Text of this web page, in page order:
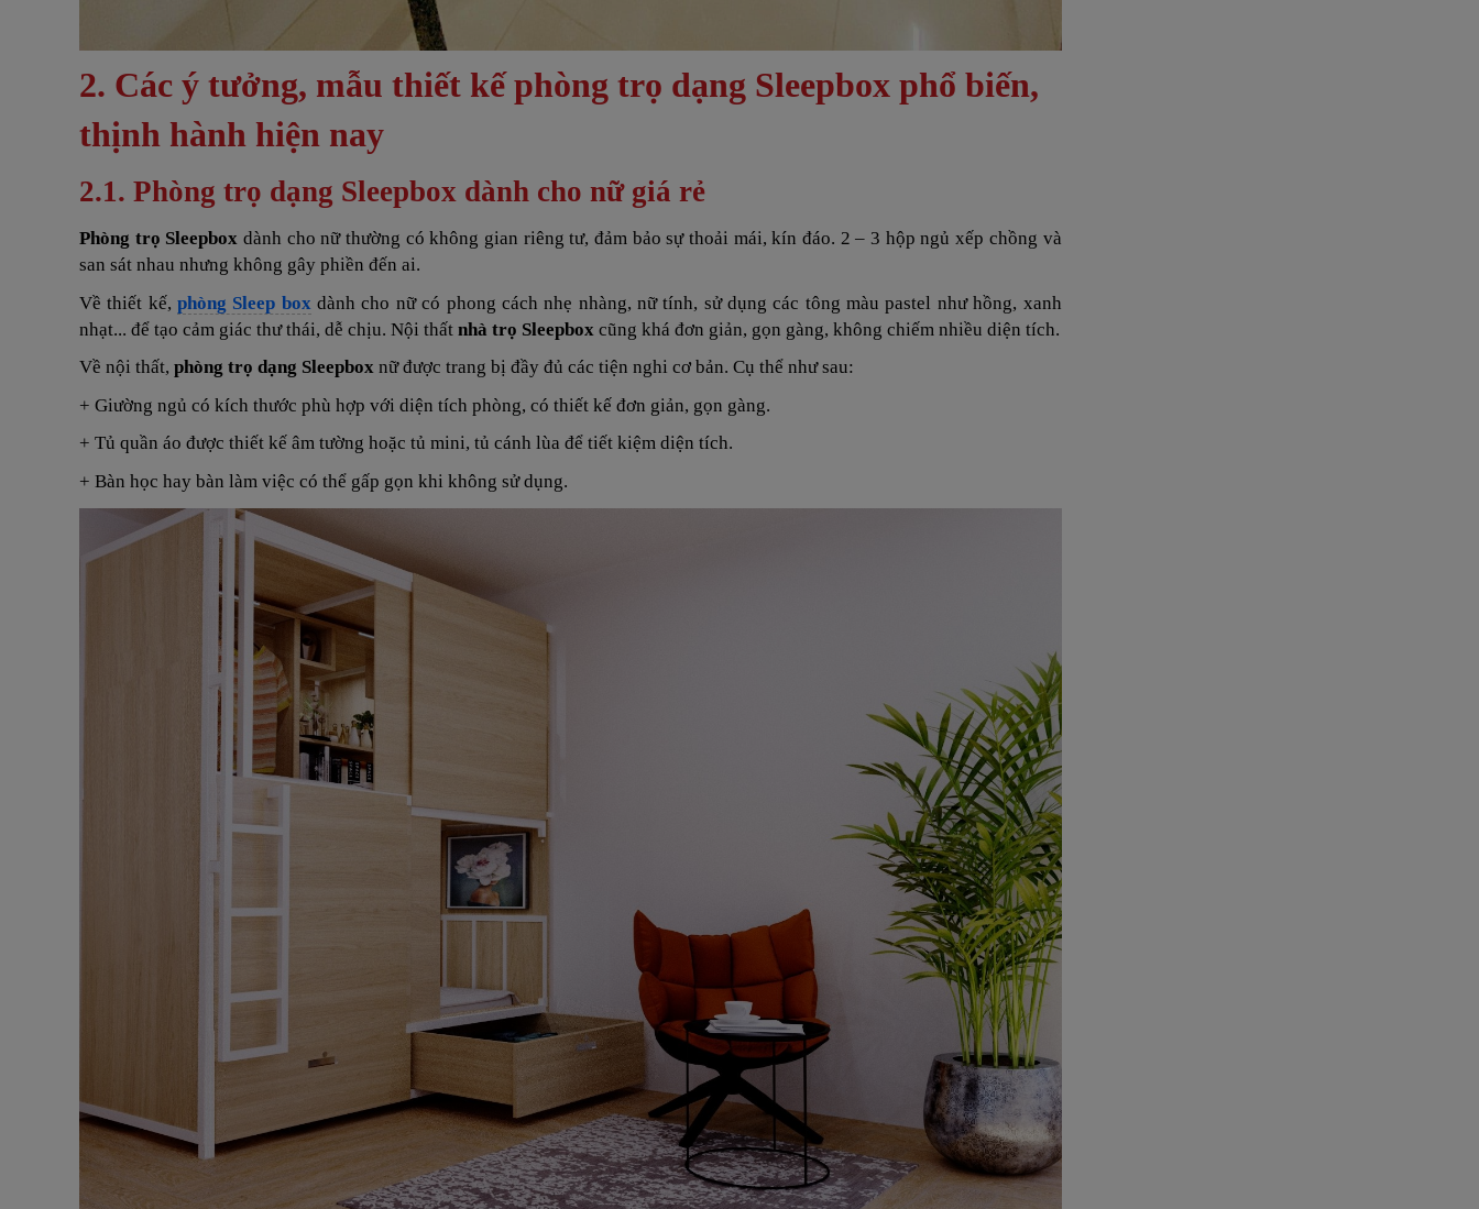
2. Các ý tưởng, mẫu thiết kế phòng trọ dạng Sleepbox phổ biến,
thịnh hành hiện nay
2.1. Phòng trọ dạng Sleepbox dành cho nữ giá rẻ
Phòng trọ Sleepboxdành cho nữ thường có không gian riêng tư, đảm bảo sự thoải mái, kín đáo. 2 – 3 hộp ngủ xếp chồng và
san sát nhau nhưng không gây phiền đến ai.
Về thiết kế,phòng Sleep box dành cho nữ có phong cách nhẹ nhàng, nữ tính, sử dụng các tông màu pastel như hồng, xanh
nhạt... để tạo cảm giác thư thái, dễ chịu. Nội thất nhà trọ Sleepbox cũng khá đơn giản, gọn gàng, không chiếm nhiều diện tích.
Về nội thất, phòng trọ dạng Sleepbox nữ được trang bị đầy đủ các tiện nghi cơ bản. Cụ thể như sau:
+ Giường ngủ có kích thước phù hợp với diện tích phòng, có thiết kế đơn giản, gọn gàng.
+ Tủ quần áo được thiết kế âm tường hoặc tủ mini, tủ cánh lùa để tiết kiệm diện tích.
+ Bàn học hay bàn làm việc có thể gấp gọn khi không sử dụng.